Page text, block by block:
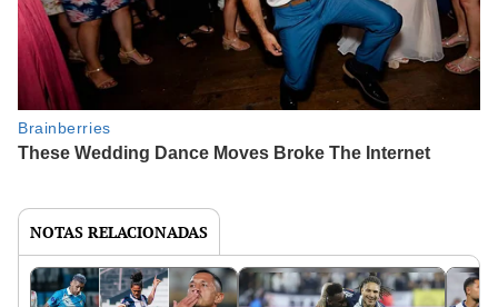
NOTAS RELACIONADAS